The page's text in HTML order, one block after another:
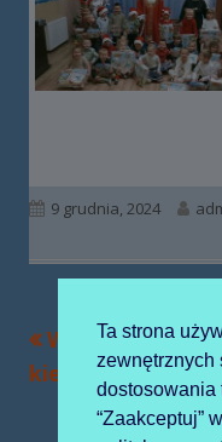
Opublikowano
9 grudnia, 2024
Nawigacja
wpisu
Poprzedni
artykół
Warsztaty i
kiermasz
Ta strona
zewnętrznych
dostosowania
“Zaakceptuj”